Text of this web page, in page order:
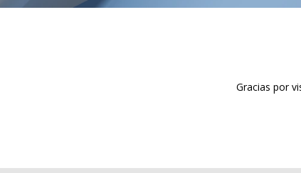
Gracias por